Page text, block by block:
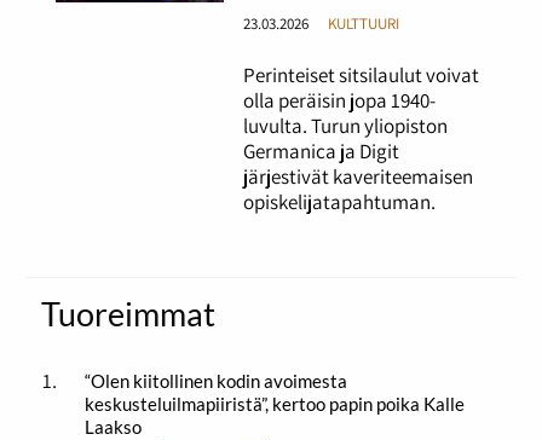
23.03.2026 KULTTUURI
Perinteiset sitsilaulut voivat
olla peräisin jopa 1940-
luvulta. Turun yliopiston
Germanica ja Digit
järjestivät kaveriteemaisen
opiskelijatapahtuman.
Tuoreimmat
“Olen kiitollinen kodin avoimesta
keskusteluilmapiiristä”, kertoo papin poika Kalle
Laakso